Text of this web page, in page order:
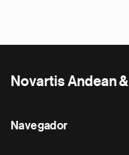
Novartis Andean
Navegador